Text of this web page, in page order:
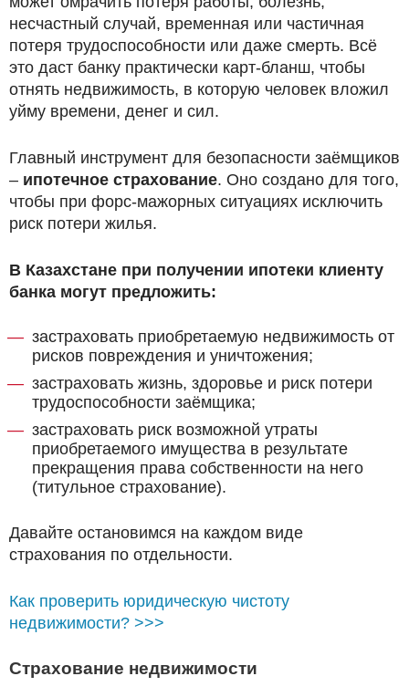
несчастный случай, временная или частичная
потеря трудоспособности или даже смерть. Всё
это даст банку практически карт-бланш, чтобы
отнять недвижимость, в которую человек вложил
уйму времени, денег и сил.
Главный инструмент для безопасности заёмщиков
– ипотечное страхование. Оно создано для того,
чтобы при форс-мажорных ситуациях исключить
риск потери жилья.
В Казахстане при получении ипотеки клиенту
банка могут предложить:
застраховать приобретаемую недвижимость от
рисков повреждения и уничтожения;
застраховать жизнь, здоровье и риск потери
трудоспособности заёмщика;
застраховать риск возможной утраты
приобретаемого имущества в результате
прекращения права собственности на него
(титульное страхование).
Давайте остановимся на каждом виде
страхования по отдельности.
Как проверить юридическую чистоту
недвижимости? >>>
Страхование недвижимости